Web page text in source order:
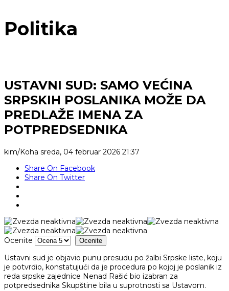
Politika
USTAVNI SUD: SAMO VEĆINA
SRPSKIH POSLANIKA MOŽE DA
PREDLAŽE IMENA ZA
POTPREDSEDNIKA
kim/Koha sreda, 04 februar 2026 21:37
Share On Facebook
Share On Twitter
Ocenite
Ustavni sud je objavio punu presudu po žalbi Srpske liste, koju
je potvrdio, konstatujući da je procedura po kojoj je poslanik iz
reda srpske zajednice Nenad Rašić bio izabran za
potpredsednika Skupštine bila u suprotnosti sa Ustavom.